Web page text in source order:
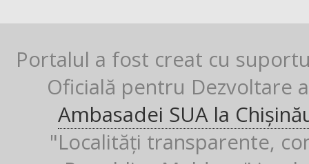
Portalul a fost creat cu
Oficială pentru Dezvoltare
Ambasadei SUA la
"Localități transparente,